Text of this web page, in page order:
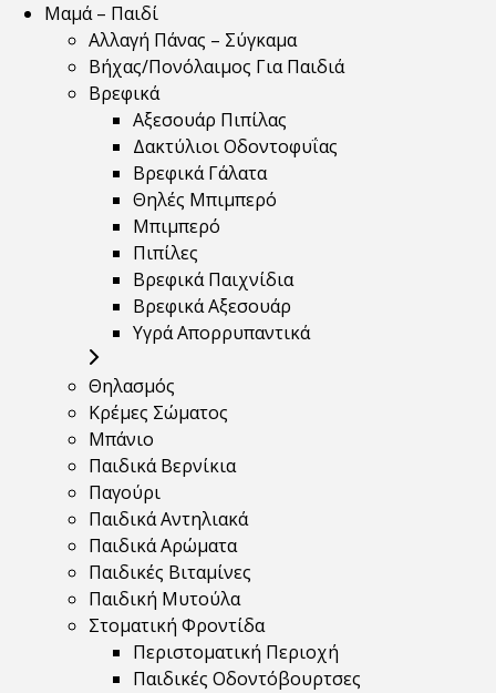
Μαμά – Παιδί
Αλλαγή Πάνας – Σύγκαμα
Βήχας/Πονόλαιμος Για Παιδιά
Βρεφικά
Αξεσουάρ Πιπίλας
Δακτύλιοι Οδοντοφυΐας
Βρεφικά Γάλατα
Θηλές Μπιμπερό
Μπιμπερό
Πιπίλες
Βρεφικά Παιχνίδια
Βρεφικά Αξεσουάρ
Υγρά Απορρυπαντικά
Θηλασμός
Κρέμες Σώματος
Μπάνιο
Παιδικά Βερνίκια
Παγούρι
Παιδικά Αντηλιακά
Παιδικά Αρώματα
Παιδικές Βιταμίνες
Παιδική Μυτούλα
Στοματική Φροντίδα
Περιστοματική Περιοχή
Παιδικές Οδοντόβουρτσες